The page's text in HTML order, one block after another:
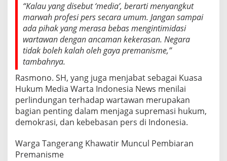
“Kalau yang disebut ‘media’, berarti menyangkut
marwah profesi pers secara umum. Jangan sampai
ada pihak yang merasa bebas mengintimidasi
wartawan dengan ancaman kekerasan. Negara
tidak boleh kalah oleh gaya premanisme,”
tambahnya.
Rasmono. SH, yang juga menjabat sebagai Kuasa
Hukum Media Warta Indonesia News menilai
perlindungan terhadap wartawan merupakan
bagian penting dalam menjaga supremasi hukum,
demokrasi, dan kebebasan pers di Indonesia.
Warga Tangerang Khawatir Muncul Pembiaran
Premanisme